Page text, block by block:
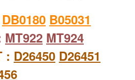
DB0180 B05031
MT922 MT924
: D26450 D26451